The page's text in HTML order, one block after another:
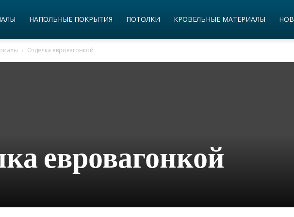
НАПОЛЬНЫЕ ПОКРЫТИЯ ПОТОЛКИ КРОВЕЛЬНЫЕ МАТЕРИАЛЫ
Отделка евровагонкой
евровагонкой